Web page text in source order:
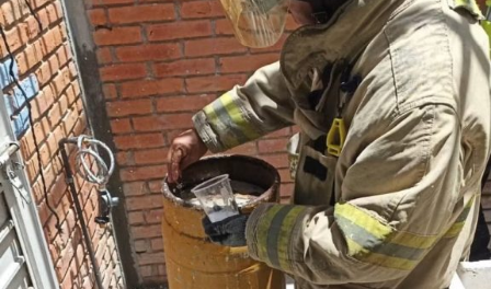
desfogue ordenado del agua de lluvia, así mismo, en
la colonia Valle de San Isidro, a un costado de la
Unidad Administrativa Municipal, se construyeron dos
rejillas pluviales y